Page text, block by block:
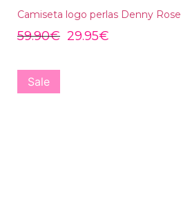
Camiseta logo perlas Denny Rose
59.90€ 29.95€
Sale